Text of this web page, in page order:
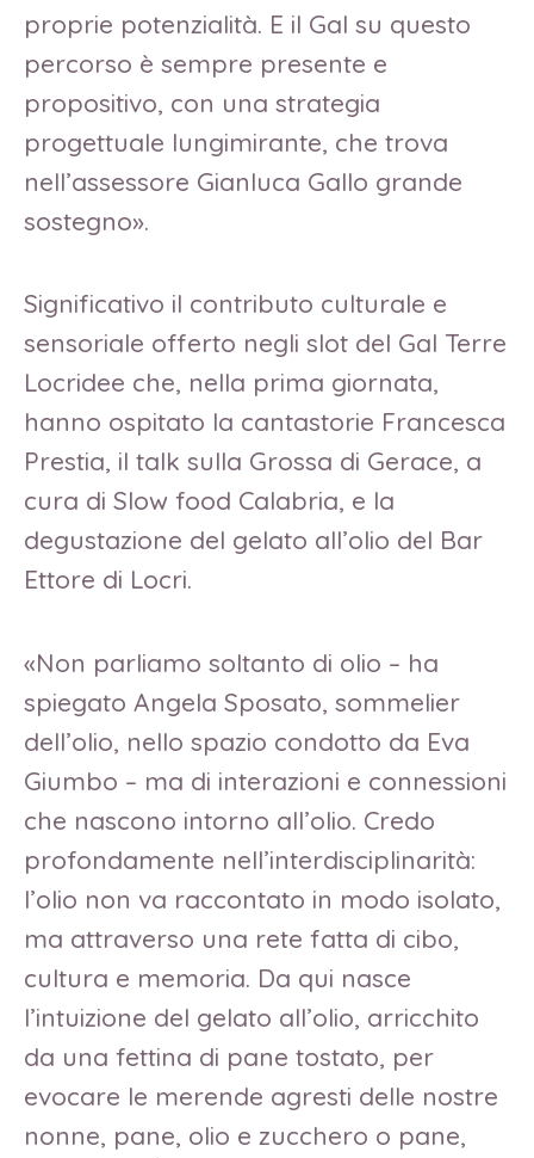
proprie potenzialità. E il Gal su questo
percorso è sempre presente e
propositivo, con una strategia
progettuale lungimirante, che trova
nell’assessore Gianluca Gallo grande
sostegno».
Significativo il contributo culturale e
sensoriale offerto negli slot del Gal Terre
Locridee che, nella prima giornata,
hanno ospitato la cantastorie Francesca
Prestia, il talk sulla Grossa di Gerace, a
cura di Slow food Calabria, e la
degustazione del gelato all’olio del Bar
Ettore di Locri.
«Non parliamo soltanto di olio – ha
spiegato Angela Sposato, sommelier
dell’olio, nello spazio condotto da Eva
Giumbo – ma di interazioni e connessioni
che nascono intorno all’olio. Credo
profondamente nell’interdisciplinarità:
l’olio non va raccontato in modo isolato,
ma attraverso una rete fatta di cibo,
cultura e memoria. Da qui nasce
l’intuizione del gelato all’olio, arricchito
da una fettina di pane tostato, per
evocare le merende agresti delle nostre
nonne, pane, olio e zucchero o pane,